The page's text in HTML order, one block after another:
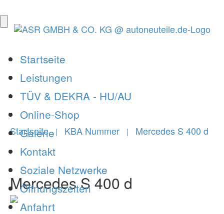
Startseite
Leistungen
TÜV & DEKRA - HU/AU
Online-Shop
Galerie
Kontakt
Soziale Netzwerke
Öffnungszeiten
Anfahrt
Startseite | KBA Nummer | Mercedes S 400 d
Mercedes S 400 d